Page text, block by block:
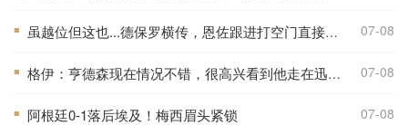
■ 虽越位但这也...德保罗横传，恩佐跟进打空门直接偏出 07-08
■ 格伊：亨德森现在情况不错，很高兴看到他走在迅速康复的路上 07-08
■ 阿根廷0-1落后埃及！梅西眉头紧锁 07-08